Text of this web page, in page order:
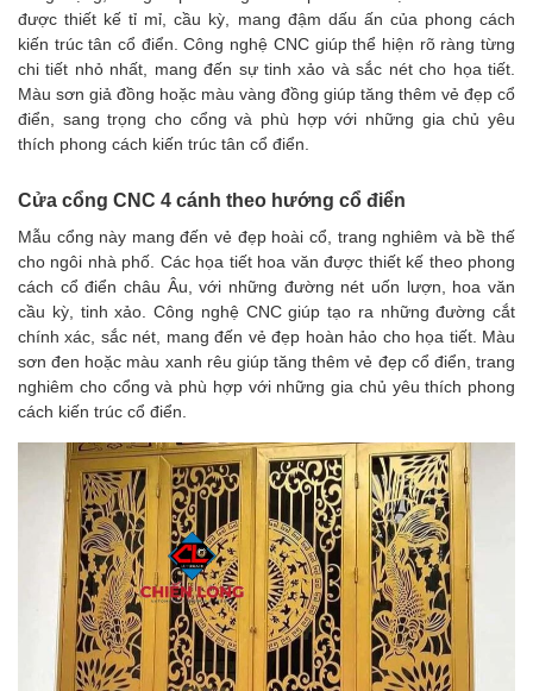
được thiết kế tỉ mỉ, cầu kỳ, mang đậm dấu ấn của phong cách
kiến trúc tân cổ điển. Công nghệ CNC giúp thể hiện rõ ràng từng
chi tiết nhỏ nhất, mang đến sự tinh xảo và sắc nét cho họa tiết.
Màu sơn giả đồng hoặc màu vàng đồng giúp tăng thêm vẻ đẹp cổ
điển, sang trọng cho cổng và phù hợp với những gia chủ yêu
thích phong cách kiến trúc tân cổ điển.
Cửa cổng CNC 4 cánh theo hướng cổ điển
Mẫu cổng này mang đến vẻ đẹp hoài cổ, trang nghiêm và bề thế
cho ngôi nhà phố. Các họa tiết hoa văn được thiết kế theo phong
cách cổ điển châu Âu, với những đường nét uốn lượn, hoa văn
cầu kỳ, tinh xảo. Công nghệ CNC giúp tạo ra những đường cắt
chính xác, sắc nét, mang đến vẻ đẹp hoàn hảo cho họa tiết. Màu
sơn đen hoặc màu xanh rêu giúp tăng thêm vẻ đẹp cổ điển, trang
nghiêm cho cổng và phù hợp với những gia chủ yêu thích phong
cách kiến trúc cổ điển.